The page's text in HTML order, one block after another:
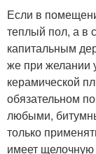
Если в
теплый пол, а в
капитальным
же при желании
керамической
обязательном
любыми,
только
имеет